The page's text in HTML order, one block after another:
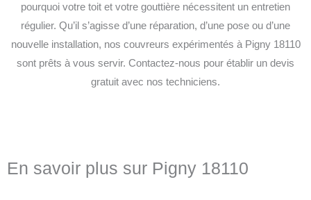
pourquoi votre toit et votre gouttière nécessitent un entretien
régulier. Qu’il s’agisse d’une réparation, d’une pose ou d’une
nouvelle installation, nos couvreurs expérimentés à Pigny 18110
sont prêts à vous servir. Contactez-nous pour établir un devis
gratuit avec nos techniciens.
En savoir plus sur Pigny 18110